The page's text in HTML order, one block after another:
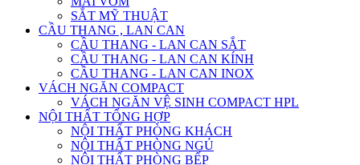
SẮT MỸ THUẬT
CẦU THANG , LAN CAN
CẦU THANG - LAN CAN SẮT
CẦU THANG - LAN CAN KÍNH
CẦU THANG - LAN CAN INOX
VÁCH NGĂN COMPACT
VÁCH NGĂN VỆ SINH COMPACT HPL
NỘI THẤT TỔNG HỢP
NỘI THẤT PHÒNG KHÁCH
NỘI THẤT PHÒNG NGỦ
NỘI THẤT PHÒNG BẾP